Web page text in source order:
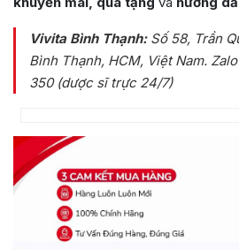
Vivita Bình Thạnh:Số 58, Trần
Bình Thạnh, HCM, Việt Nam.
350 (dược sĩ trực 24/7)